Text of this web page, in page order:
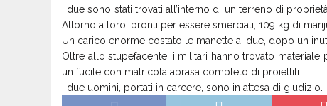
I due sono stati trovati all’interno di un terreno di
Attorno a loro, pronti per essere smerciati, 109 kg di
Un carico enorme costato le manette ai due, dopo un
Oltre allo stupefacente, i militari hanno trovato
un fucile con matricola abrasa completo di proiettili.
I due uomini, portati in carcere, sono in attesa di giudizio.